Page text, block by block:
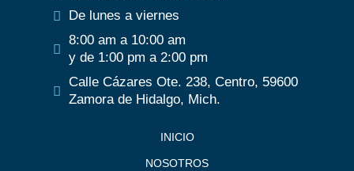
De lunes a viernes
8:00 am a 10:00 am
y de 1:00 pm a 2:00 pm
Calle Cázares Ote. 238, Centro, 59600
Zamora de Hidalgo, Mich.
INICIO
NOSOTROS